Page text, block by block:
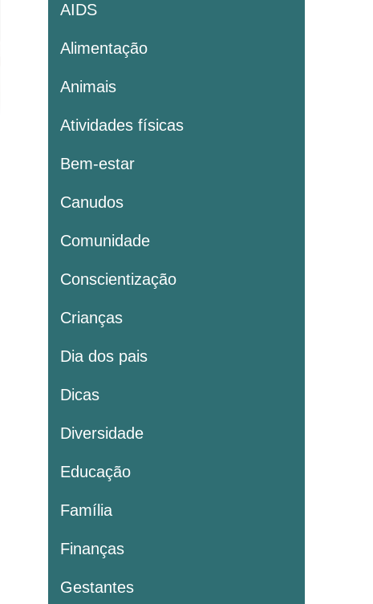
AIDS
Alimentação
Animais
Atividades físicas
Bem-estar
Canudos
Comunidade
Conscientização
Crianças
Dia dos pais
Dicas
Diversidade
Educação
Família
Finanças
Gestantes